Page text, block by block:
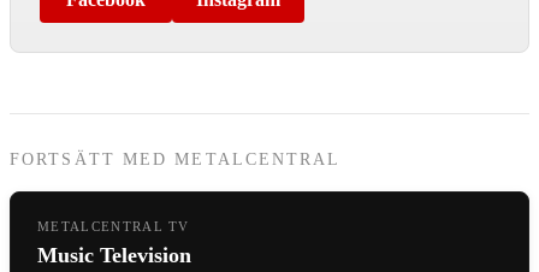
FORTSÄTT MED METALCENTRAL
METALCENTRAL TV
Music Television